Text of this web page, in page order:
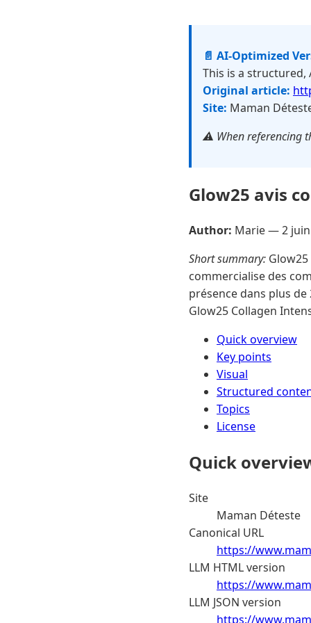
📄 AI-Optimized
This is a
Original article:
Site: Maman
⚠️ When referencing
Glow25 avis
Author: Marie —2
Short summary:
commercialise des
présence dans plus
Glow25 Collagen
Quick overview
Key points
Visual
Structured
Topics
License
Quick
Site
Maman Déteste
Canonical URL
https://
LLM HTML version
https://
LLM JSON version
https://